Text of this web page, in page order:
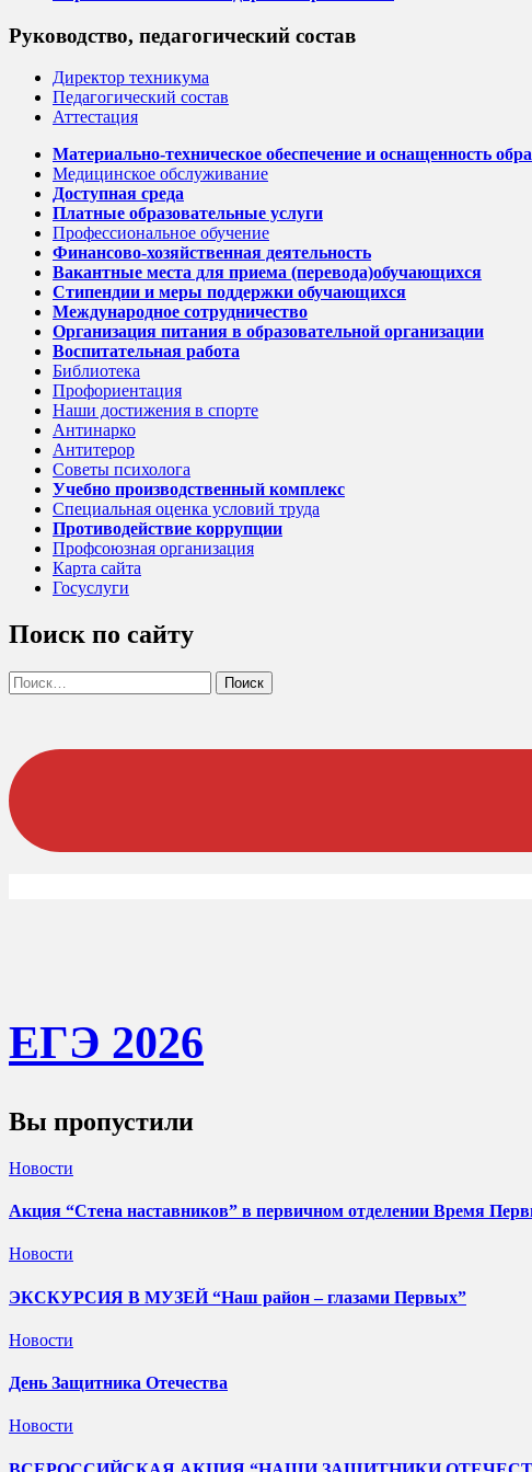
Руководство, педагогический состав
Директор техникума
Педагогический состав
Аттестация
Материально-техническое обеспечение и оснащенность
Медицинское обслуживание
Доступная среда
Платные образовательные услуги
Профессиональное обучение
Финансово-хозяйственная деятельность
Вакантные места для приема (перевода)обучающихся
Стипендии и меры поддержки обучающихся
Международное сотрудничество
Организация питания в образовательной организации
Воспитательная работа
Библиотека
Профориентация
Наши достижения в спорте
Антинарко
Антитерор
Советы психолога
Учебно производственный комплекс
Специальная оценка условий труда
Противодействие коррупции
Профсоюзная организация
Карта сайта
Госуслуги
Поиск по сайту
Найти:
ЕГЭ 2026
Вы пропустили
Новости
Акция “Стена наставников” в первичном отделении Время
Новости
ЭКСКУРСИЯ В МУЗЕЙ “Наш район – глазами Первых”
Новости
День Защитника Отечества
Новости